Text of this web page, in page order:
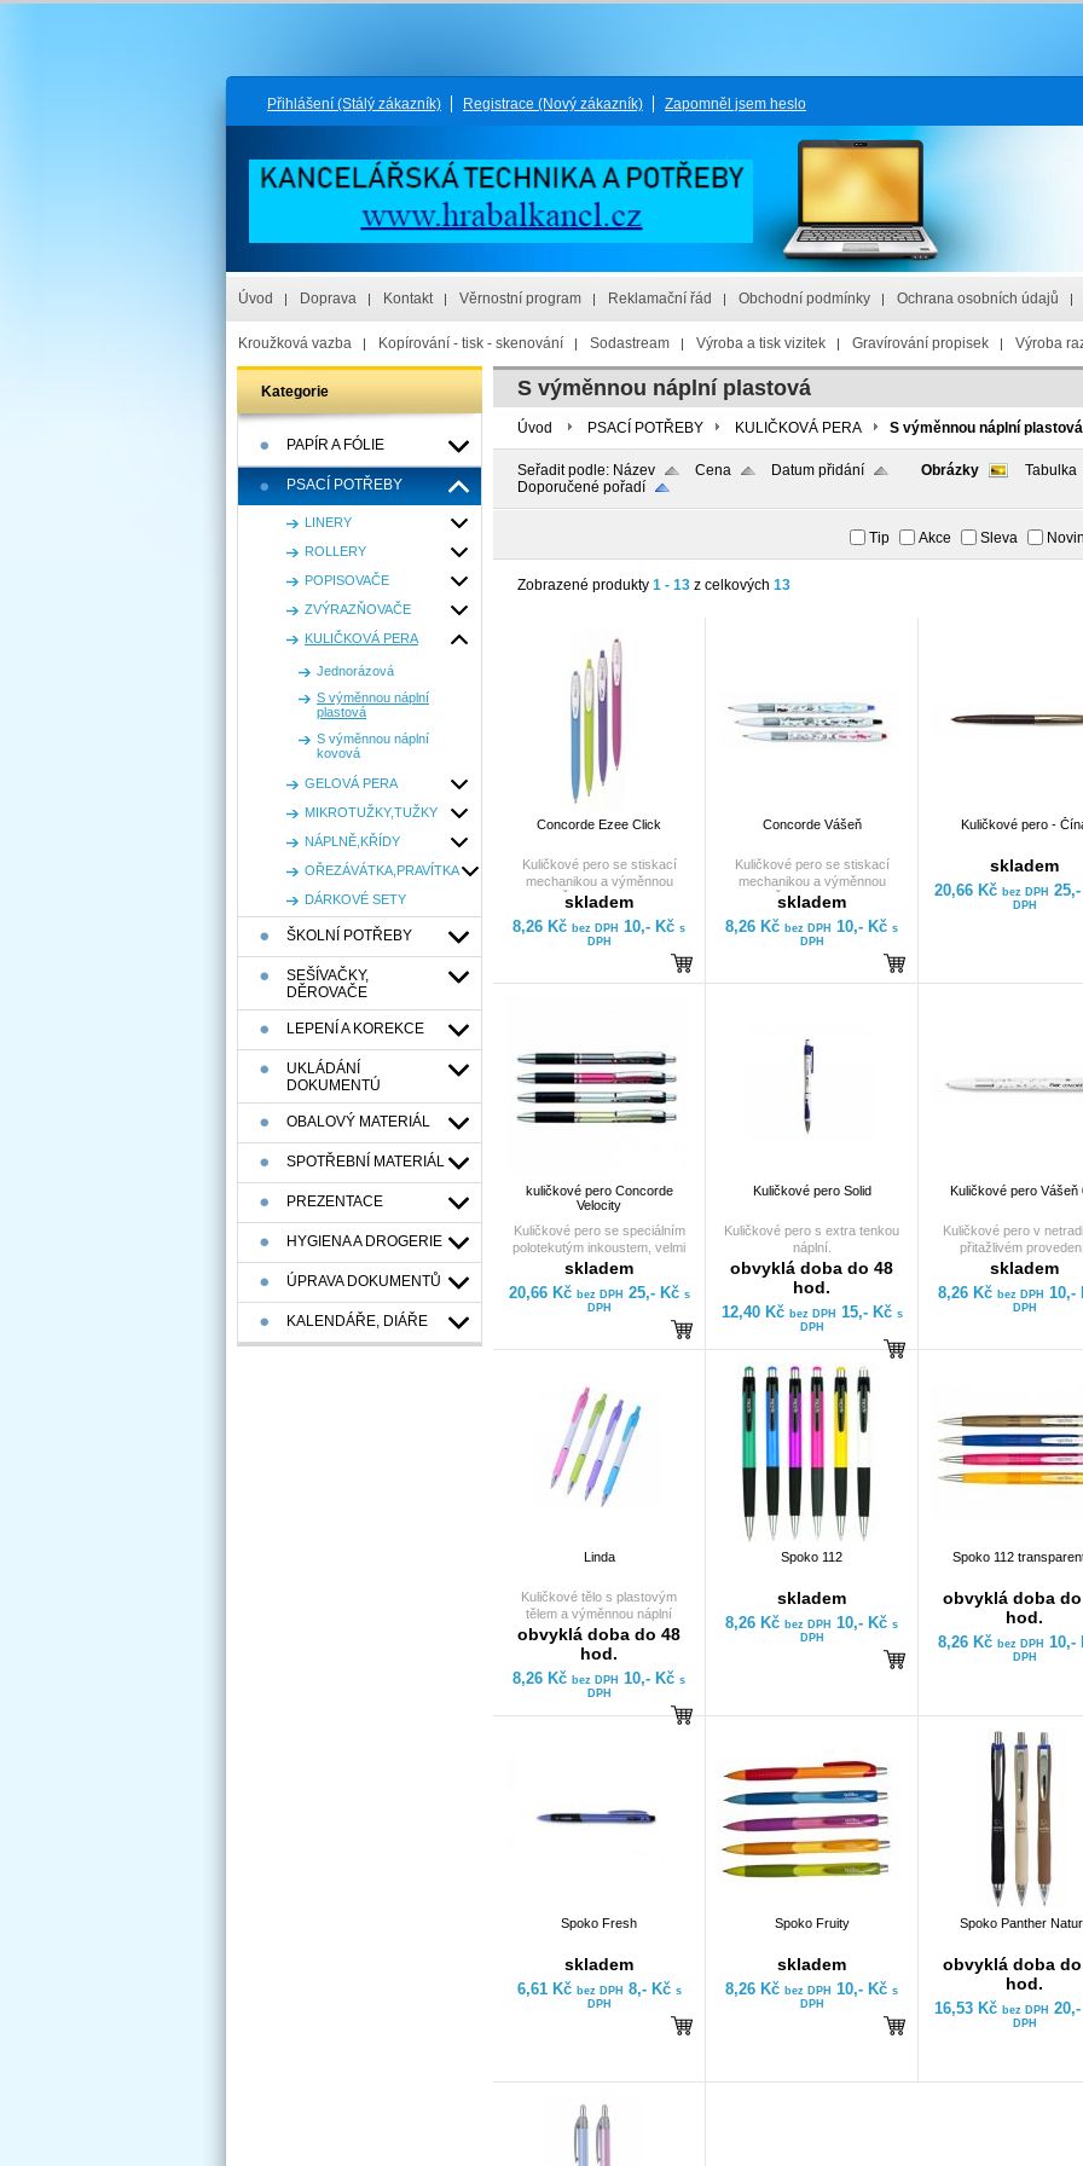
Přihlášení (Stálý zákazník) Registrace (Nový zákazník) Zapomněl jsem heslo
Úvod Doprava Kontakt Věrnostní program Reklamační řád Obchodní podmínky Ochrana osobních údajů
Kroužková vazba Kopírování - tisk - skenování Sodastream Výroba a tisk vizitek Gravírování propisek Výroba
Kategorie
PAPÍR A FÓLIE
PSACÍ POTŘEBY
LINERY
ROLLERY
POPISOVAČE
ZVÝRAZŇOVAČE
KULIČKOVÁ PERA
Jednorázová
S výměnnou náplní
plastová
S výměnnou náplní
kovová
GELOVÁ PERA
MIKROTUŽKY,TUŽKY
NÁPLNĚ,KŘÍDY
OŘEZÁVÁTKA,PRAVÍTKA
DÁRKOVÉ SETY
ŠKOLNÍ POTŘEBY
SEŠÍVAČKY,
DĚROVAČE
LEPENÍ A KOREKCE
UKLÁDÁNÍ
DOKUMENTÚ
OBALOVÝ MATERIÁL
SPOTŘEBNÍ MATERIÁL
PREZENTACE
HYGIENA A DROGERIE
ÚPRAVA DOKUMENTŮ
KALENDÁŘE, DIÁŘE
S výměnnou náplní plastová
Úvod PSACÍ POTŘEBY KULIČKOVÁ PERA S výměnnou náplní plastová
Seřadit podle: Název Cena
Datum přidání
Doporučené pořadí
Obrázky Tabulka
Tip Akce Sleva
Zobrazené produkty 1 - 13 z celkových 13
Concorde Ezee Click
Kuličkové pero se stiskací
mechanikou a výměnnou
náplní. Šířka stopy 0,6 mm.
skladem
8,26 Kč bez DPH 10,- Kč s
DPH
Concorde Vášeň
Kuličkové pero se stiskací
mechanikou a výměnnou
náplní. Šířka stopy 0,6 mm.
skladem
8,26 Kč bez DPH 10,- Kč s
DPH
Kuličkové pero -
skladem
20,66 Kč bez DPH
DPH
kuličkové pero Concorde
Velocity
Kuličkové pero se speciálním
polotekutým inkoustem, velmi
jemným hrotem s technologií
Šířka stopy 0,6 mm.
Nyní je k dostání pouze v černé
skladem
20,66 Kč bez DPH 25,- Kč s
DPH
Kuličkové pero Solid
Kuličkové pero s extra tenkou
náplní.
obvyklá doba do 48
hod.
12,40 Kč bez DPH 15,- Kč s
DPH
Kuličkové pero Vášeň
Kuličkové pero v
přitažlivém
Jednoduché, elegantní
stiskací mechanika.
polotekutého inkoustu
poskytuje mimořádně
pocit pohodlného a
těla.
skladem
8,26 Kč bez DPH 10,-
DPH
Linda
Kuličkové tělo s plastovým
tělem a výměnnou náplní
obvyklá doba do 48
hod.
8,26 Kč bez DPH 10,- Kč s
DPH
Spoko 112
skladem
8,26 Kč bez DPH 10,- Kč s
DPH
Spoko 112
obvyklá doba
hod.
8,26 Kč bez DPH 10,-
DPH
Spoko Fresh
skladem
6,61 Kč bez DPH 8,- Kč s
DPH
Spoko Fruity
skladem
8,26 Kč bez DPH 10,- Kč s
DPH
Spoko Panther
obvyklá doba
hod.
16,53 Kč bez DPH
DPH